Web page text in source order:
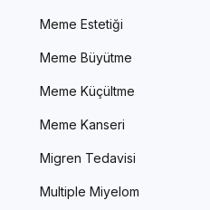
Meme Estetiği
Meme Büyütme
Meme Küçültme
Meme Kanseri
Migren Tedavisi
Multiple Miyelom